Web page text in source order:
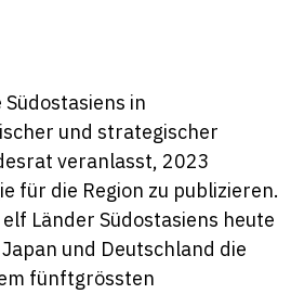
in
und strategischer
veranlasst, 2023
für die Region zu publizieren.
Länder Südostasiens heute
und Deutschland die
fünftgrössten